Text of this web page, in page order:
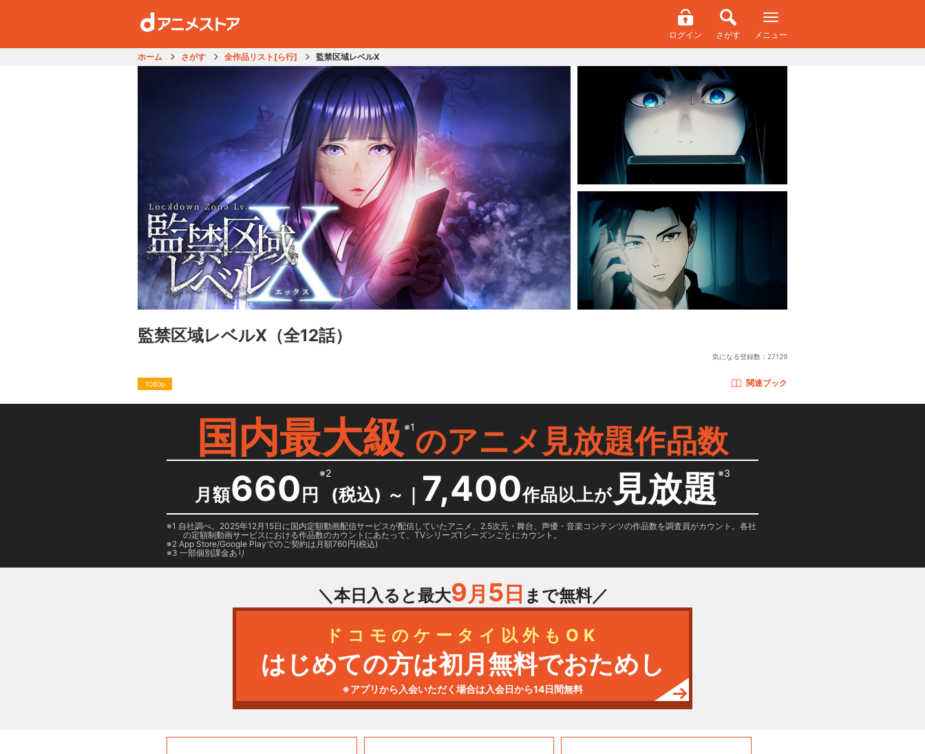
ログイン さがす メニュー
ホーム さがす 全作品リスト[ら行] 監禁区域レベルX
監禁区域レベルX （全12話）
気になる登録数： 27129
1080p 関連ブック
国内最大級 ※1のアニメ見放題作品数
月額660 円
※2
(税込) ～ ｜ 7,400作品以上が 見放題※3
1 自社調べ。2025年12月15日に国内定額動画配信サービスが配信していたアニメ、2.5次元・舞台、声優・音楽コンテンツの作品数を調査員がカウント。各社
の定額制動画サービスにおける作品数のカウントにあたって、TVシリーズ1シーズンごとにカウント。
2 App Store/Google Playでのご契約は月額760円(税込)
3 一部個別課金あり
＼本日入ると最大9月 5 日 まで無料／
ドコモのケータイ以外もOK
はじめての方は初月無料でおためし
※アプリから入会いただく場合は入会日から14日間無料